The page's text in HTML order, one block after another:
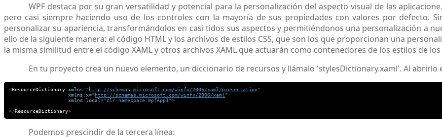
WPF destaca por su gran versatilidad y potencial para la personalización del aspecto visual de las
pero casi siempre haciendo uso de los controles con la mayoría de sus propiedades con valores por defecto.
personalizar su apariencia, transformándolos en casi tidos sus aspectos y permitiéndonos una personalización a
ello de la siguiente manera: el código HTML y los archivos de estilos CSS, que son los que proporcionan una
la misma similitud entre el código XAML y otros archivos XAML que actuarán como contenedores de los estilos de
En tu proyecto crea un nuevo elemento, un diccionario de recursos y llámalo 'stylesDictionary.xaml'. Al
<ResourceDictionary xmlns="http://schemas.microsoft.com/winfx/2006/xaml/presentation"
xmlns :x="http://schemas.microsoft.com/winfx/2006/xaml "
xmlns :local="clr-namespace:WpfApp1">
</ResourceDictionary>
Podemos prescindir de la tercera línea: